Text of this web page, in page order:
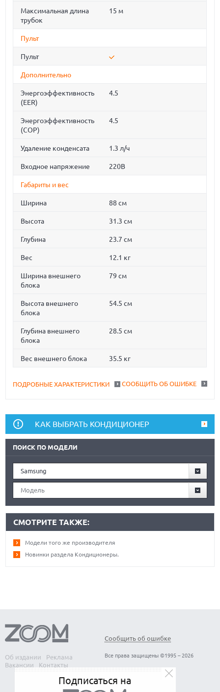
Максимальная длина
трубок
15 м
Пульт
Пульт
Дополнительно
Энергоэффективность
(EER)
4.5
Энергоэффективность
(COP)
4.5
Удаление конденсата 1.3 л/ч
Входное напряжение 220В
Габариты и вес
Ширина 88 см
Высота 31.3 см
Глубина 23.7 см
Вес 12.1 кг
Ширина внешнего
блока
79 см
Высота внешнего
блока
54.5 см
Глубина внешнего
блока
28.5 см
Вес внешнего блока 35.5 кг
СООБЩИТЬ ОБ ОШИБКЕ
ПОДРОБНЫЕ ХАРАКТЕРИСТИКИ
КАК ВЫБРАТЬ КОНДИЦИОНЕР
ПОИСК ПО МОДЕЛИ
Samsung
Модель
СМОТРИТЕ ТАКЖЕ:
Модели того же производителя
Новинки раздела Кондиционеры.
Об издании
Реклама
Вакансии
Контакты
Сообщить об ошибке
Все права защищены ©1995 – 2026
Подписаться на